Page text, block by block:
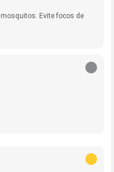
Evite focos de